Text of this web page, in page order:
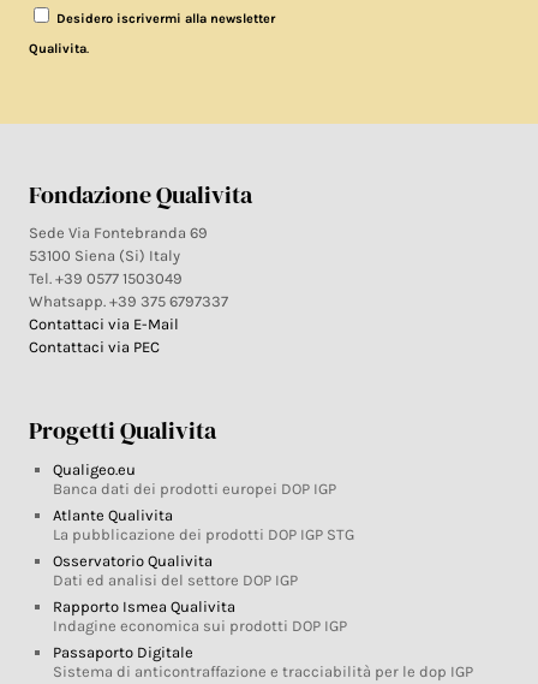
Desidero iscrivermi alla newsletter
Qualivita.
Fondazione Qualivita
Sede Via Fontebranda 69
53100 Siena (Si) Italy
Tel. +39 0577 1503049
Whatsapp. +39 375 6797337
Contattaci via E-Mail
Contattaci via PEC
Progetti Qualivita
Qualigeo.eu
Banca dati dei prodotti europei DOP IGP
Atlante Qualivita
La pubblicazione dei prodotti DOP IGP STG
Osservatorio Qualivita
Dati ed analisi del settore DOP IGP
Rapporto Ismea Qualivita
Indagine economica sui prodotti DOP IGP
Passaporto Digitale
Sistema di anticontraffazione e tracciabilità per le dop IGP